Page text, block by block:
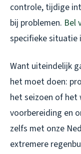
controle, tijdige
bij problemen. Bel
specifieke situatie
Want uiteindelijk
het moet doen:
het seizoen of het
voorbereiding en
zelfs met onze
extremere